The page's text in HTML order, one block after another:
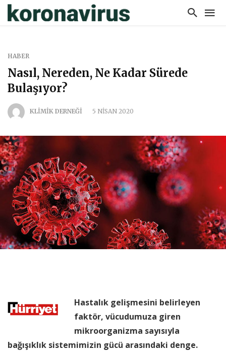
HABER
Nasıl, Nereden, Ne Kadar Sürede
Bulaşıyor?
KLİMİK DERNEĞİ 5 NISAN 2020
Hastalık gelişmesini belirleyen
faktör, vücudumuza giren
mikroorganizma sayısıyla
bağışıklık sistemimizin gücü arasındaki denge.